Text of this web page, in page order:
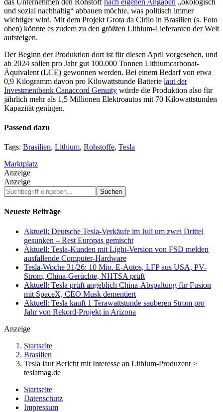
und sozial nachhaltig“ abbauen möchte, was politisch immer
wichtiger wird. Mit dem Projekt Grota da Cirilo in Brasilien (s. Foto
oben) könnte es zudem zu den größten Lithium-Lieferanten der Welt
aufsteigen.
Der Beginn der Produktion dort ist für diesen April vorgesehen, und
ab 2024 sollen pro Jahr gut 100.000 Tonnen Lithiumcarbonat-
Äquivalent (LCE) gewonnen werden. Bei einem Bedarf von etwa
0,9 Kilogramm davon pro Kilowattstunde Batterie laut der
Investmentbank Canaccord Genuity würde die Produktion also für
jährlich mehr als 1,5 Millionen Elektroautos mit 70 Kilowattstunden
Kapazität genügen.
Passend dazu
Tags: Brasilien, Lithium, Rohstoffe, Tesla
Marktplatz
Anzeige
Anzeige
Suchbegriff
eingeben...
Neueste Beiträge
Aktuell: Deutsche Tesla-Verkäufe im Juli um zwei Drittel
gesunken – Rest Europas gemischt
Aktuell: Tesla-Kunden mit Light-Version von FSD melden
ausfallende Computer-Hardware
Tesla-Woche 31/26: 10 Mio. E-Autos, LFP aus USA, PV-
Strom, China-Gerüchte, NHTSA prüft
Aktuell: Tesla prüft angeblich China-Abspaltung für Fusion
mit SpaceX, CEO Musk dementiert
Aktuell: Tesla kauft 1 Terawattstunde sauberen Strom pro
Jahr von Rekord-Projekt in Arizona
Anzeige
Startseite
Brasilien
Tesla laut Bericht mit Interesse an Lithium-Produzent >
teslamag.de
Startseite
Datenschutz
Impressum